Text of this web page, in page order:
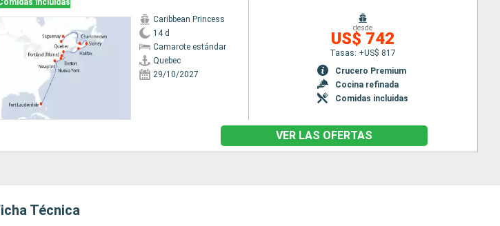
incluidas
Caribbean Princess
14 d
Camarote estándar
Quebec
29/10/2027
desde
US$ 742
Tasas: +US$ 817
Crucero Premium
Cocina refinada
Comidas incluidas
VER LAS OFERTAS
Técnica